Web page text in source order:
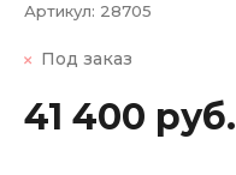
Артикул: 28705
Под заказ
41 400 руб.